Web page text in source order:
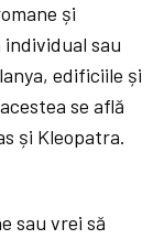
și
individual sau
edificiile și
se află
și Kleopatra.
sau vrei să